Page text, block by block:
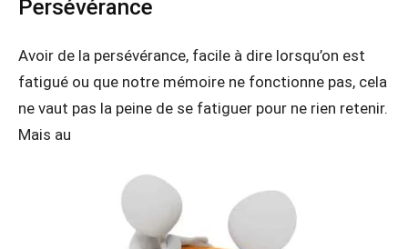
Persévérance
Avoir de la persévérance, facile à dire lorsqu’on est
fatigué ou que notre mémoire ne fonctionne pas, cela
ne vaut pas la peine de se fatiguer pour ne rien retenir.
Mais au